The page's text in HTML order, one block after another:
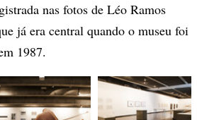
nas fotos de Léo Ramos
já era central quando o museu foi
1987.